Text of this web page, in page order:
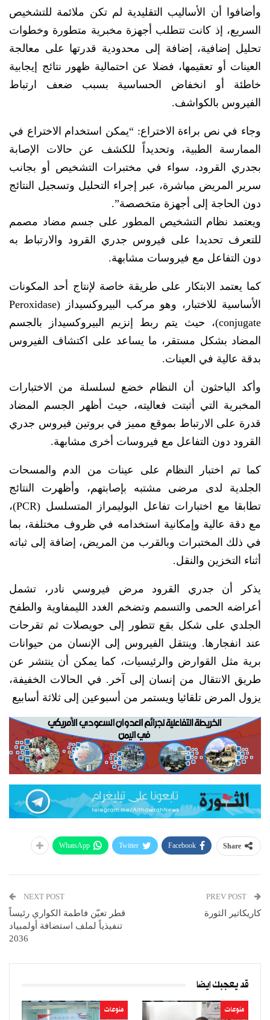
وأضافوا أن الأساليب التقليدية لم تكن ملائمة للتشخيص
السريع، إذ كانت تتطلب أجهزة مخبرية متطورة وخطوات
تحليل إضافية، إضافة إلى محدودية قدرتها على معالجة
العينات أو تعقيمها، فضلا عن احتمالية ظهور نتائج إيجابية
خاطئة أو انخفاض الحساسية بسبب ضعف ارتباط
الفيروس بالكواشف.
وجاء في نص براءة الاختراع: “يمكن استخدام الاختراع في
الممارسة الطبية، وتحديداً للكشف عن حالات الإصابة
بجدري القرود، سواء في مختبرات التشخيص أو بجانب
سرير المريض مباشرة، عبر إجراء التحليل وتسجيل النتائج
دون الحاجة إلى أجهزة متخصصة”.
ويعتمد نظام التشخيص المطور على جسم مضاد مصمم
للتعرف تحديدا على فيروس جدري القرود والارتباط به
دون التفاعل مع فيروسات مشابهة.
كما يعتمد الابتكار على طريقة خاصة لإنتاج أحد المكونات
الأساسية للاختبار، وهو مركب البيروكسيداز (Peroxidase
conjugate)، حيث يتم ربط إنزيم البيروكسيداز بالجسم
المضاد بشكل مستقر، ما يساعد على اكتشاف الفيروس
بدقة عالية في العينات.
وأكد الباحثون أن النظام خضع لسلسلة من الاختبارات
المخبرية التي أثبتت فعاليته، حيث أظهر الجسم المضاد
قدرة على الارتباط بموقع مميز في بروتين فيروس جدري
القرود دون التفاعل مع فيروسات أخرى مشابهة.
كما تم اختبار النظام على عينات من الدم والمسحات
الجلدية لدى مرضى مشتبه بإصابتهم، وأظهرت النتائج
تطابقا مع اختبارات تفاعل البوليمراز المتسلسل (PCR)،
مع دقة عالية وإمكانية استخدامه في ظروف مختلفة، بما
في ذلك المختبرات وبالقرب من المريض، إضافة إلى ثباته
أثناء التخزين والنقل.
يذكر أن جدري القرود مرض فيروسي نادر، تشمل
أعراضه الحمى والتسمم وتضخم الغدد الليمفاوية والطفح
الجلدي على شكل بقع تتطور إلى حويصلات ثم تقرحات
عند انفجارها. وينتقل الفيروس إلى الإنسان من حيوانات
برية مثل القوارض والرئيسيات، كما يمكن أن ينتشر عن
طريق الانتقال من إنسان إلى آخر. في الحالات الخفيفة،
يزول المرض تلقائيا ويستمر من أسبوعين إلى ثلاثة أسابيع
Share
Facebook
Twitter
WhatsApp
كاريكاتير الثورة
NEXT POST
قطر تعيّن فاطمة الكواري رئيساً
تنفيذياً لملف استضافة أولمبياد
2036
قد يعجبك ايضا
منوعات منوعات